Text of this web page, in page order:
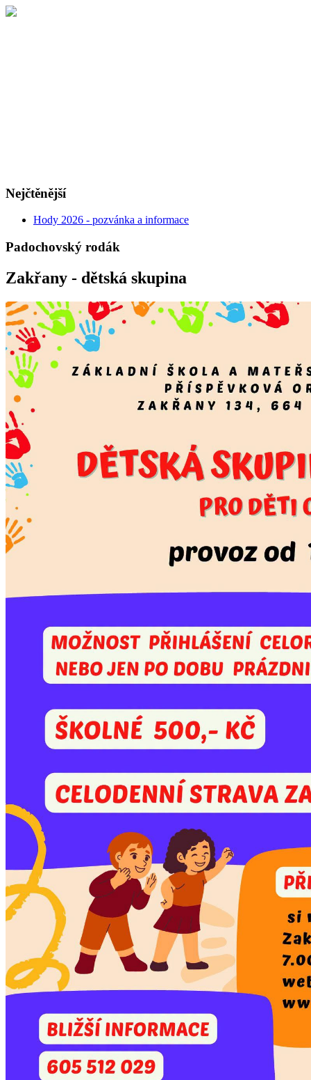
Nejčtěnější
Hody 2026 - pozvánka a informace
Padochovský rodák
Zakřany - dětská skupina